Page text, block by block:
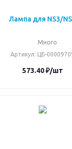
Лампа для NS3/
Много
Артикул: ЦБ-
573.40₽/шт